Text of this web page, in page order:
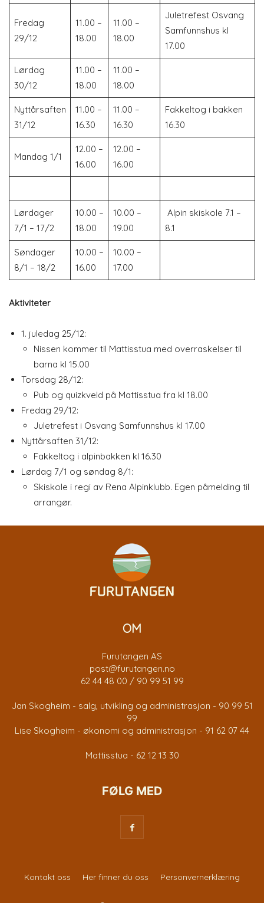
Fredag
29/12
11.00 –
18.00
11.00 –
18.00
Juletrefest Osvang
Samfunnshus kl
17.00
Lørdag
30/12
11.00 –
18.00
11.00 –
18.00
Nyttårsaften
31/12
11.00 –
16.30
11.00 –
16.30
Fakkeltog i bakken
16.30
Mandag 1/1
12.00 –
16.00
12.00 –
16.00
Lørdager
7/1 – 17/2
10.00 –
18.00
10.00 –
19.00
Alpin skiskole 7.1 –
8.1
Søndager
8/1 – 18/2
10.00 –
16.00
10.00 –
17.00
Aktiviteter
1. juledag 25/12:
Nissen kommer til Mattisstua med overraskelser til
barna kl 15.00
Torsdag 28/12:
Pub og quizkveld på Mattisstua fra kl 18.00
Fredag 29/12:
Juletrefest i Osvang Samfunnshus kl 17.00
Nyttårsaften 31/12:
Fakkeltog i alpinbakken kl 16.30
Lørdag 7/1 og søndag 8/1:
Skiskole i regi av Rena Alpinklubb. Egen påmelding til
arrangør.
OM
Furutangen AS
post@furutangen.no
62 44 48 00 / 90 99 51 99
Jan Skogheim - salg, utvikling og administrasjon - 90 99 51
99
Lise Skogheim - økonomi og administrasjon - 91 62 07 44
Mattisstua - 62 12 13 30
FØLG MED
Kontakt oss Her finner du oss Personvernerklæring